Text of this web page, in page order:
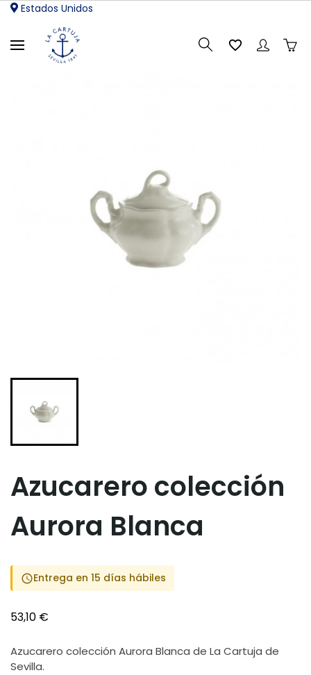
Estados Unidos

Azucarero colección
Aurora Blanca
scheduleEntrega en 15 días hábiles
53,10 €
Azucarero colección Aurora Blanca de La Cartuja de
Sevilla.